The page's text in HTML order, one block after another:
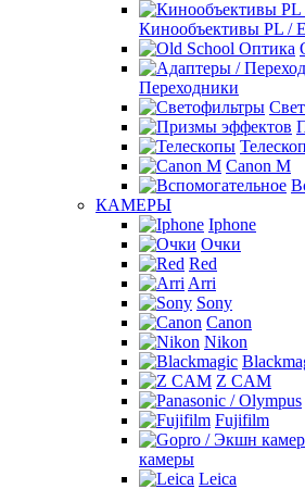
Кинообъективы PL /
Переходники
Canon M
КАМЕРЫ
Iphone
Очки
Red
Arri
Sony
Canon
Nikon
Z CAM
Fujifilm
камеры
Leica